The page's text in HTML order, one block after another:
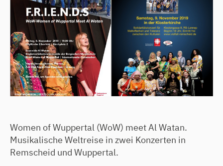
Women of Wuppertal (WoW) meet Al Watan.
Musikalische Weltreise in zwei Konzerten in
Remscheid und Wuppertal.